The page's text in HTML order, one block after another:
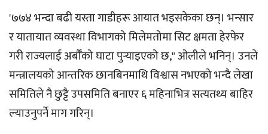
'७७४ भन्दा बढी यस्ता गाडीहरू आयात भइसकेका छन्। भन्सार
र यातायात व्यवस्था विभागको मिलेमतोमा सिट क्षमता हेरफेर
गरी राज्यलाई अर्बौँको घाटा पुर्‍याइएको छ," ओलीले भनिन्। उनले
मन्त्रालयको आन्तरिक छानबिनमाथि विश्वास नभएको भन्दै लेखा
समितिले नै छुट्टै उपसमिति बनाएर ६ महिनाभित्र सत्यतथ्य बाहिर
ल्याउनुपर्ने माग गरिन्।